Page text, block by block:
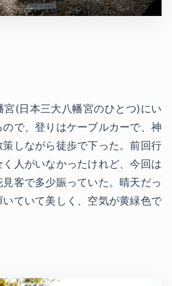
宮(日本三大八幡宮のひとつ)にい
で、登りはケーブルカーで、神
しながら徒歩で下った。前回行
人がいなかったけれど、今回は
客で多少賑っていた。晴天だっ
ていて美しく、空気が黄緑色で